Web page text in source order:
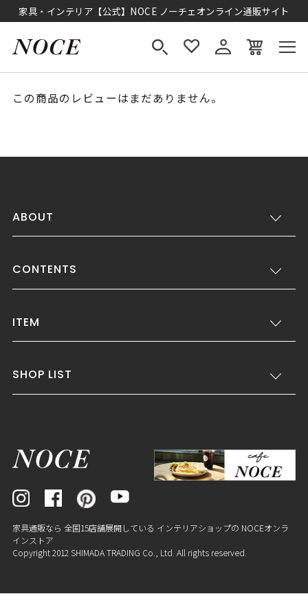
家具・インテリア【公式】NOCE ノーチェオンライン通販サイト
この商品のレビューはまだありません。
ABOUT
CONTENTS
ITEM
SHOP LIST
家具通販なら 全国15店舗展開している インテリアショップの NOCEオンラ
インストア
Copyright 2012 SHIMADA TRADING Co., Ltd. All rights reserved.